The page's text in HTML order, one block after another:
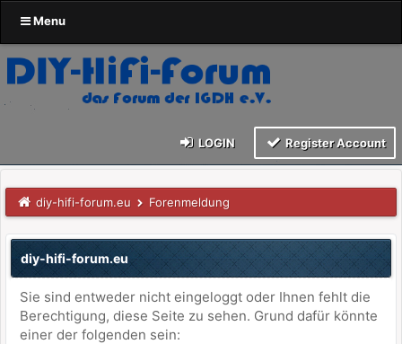
Menu
LOGIN Register Account
diy-hifi-forum.eu Forenmeldung
diy-hifi-forum.eu
Sie sind entweder nicht eingeloggt oder Ihnen fehlt die
Berechtigung, diese Seite zu sehen. Grund dafür könnte
einer der folgenden sein: